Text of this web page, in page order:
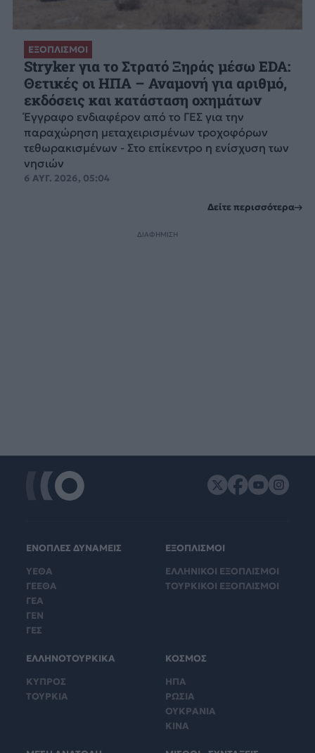
ΕΞΟΠΛΙΣΜΟΙ
Stryker για το Στρατό Ξηράς μέσω EDA:
Θετικές οι ΗΠΑ – Αναμονή για αριθμό,
εκδόσεις και κατάσταση οχημάτων
Έγγραφο ενδιαφέρον από το ΓΕΣ για την
παραχώρηση μεταχειρισμένων τροχοφόρων
τεθωρακισμένων - Στο επίκεντρο η ενίσχυση των
νησιών
6 ΑΥΓ. 2026, 05:04
Δείτε περισσότερα
ΔΙΑΦΗΜΙΣΗ
ΕΝΟΠΛΕΣ ΔΥΝΑΜΕΙΣ
ΥΕΘΑ
ΓΕΕΘΑ
ΓΕΑ
ΓΕΝ
ΓΕΣ
ΕΞΟΠΛΙΣΜΟΙ
ΕΛΛΗΝΙΚΟΙ ΕΞΟΠΛΙΣΜΟΙ
ΤΟΥΡΚΙΚΟΙ ΕΞΟΠΛΙΣΜΟΙ
ΕΛΛΗΝΟΤΟΥΡΚΙΚΑ
ΚΥΠΡΟΣ
ΤΟΥΡΚΙΑ
ΚΟΣΜΟΣ
ΗΠΑ
ΡΩΣΙΑ
ΟΥΚΡΑΝΙΑ
ΚΙΝΑ